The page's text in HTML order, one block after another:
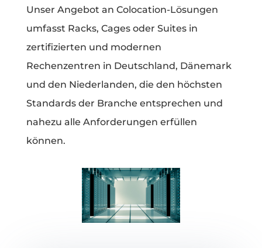
Unser Angebot an Colocation-Lösungen
umfasst Racks, Cages oder Suites in
zertifizierten und modernen
Rechenzentren in Deutschland, Dänemark
und den Niederlanden, die den höchsten
Standards der Branche entsprechen und
nahezu alle Anforderungen erfüllen
können.